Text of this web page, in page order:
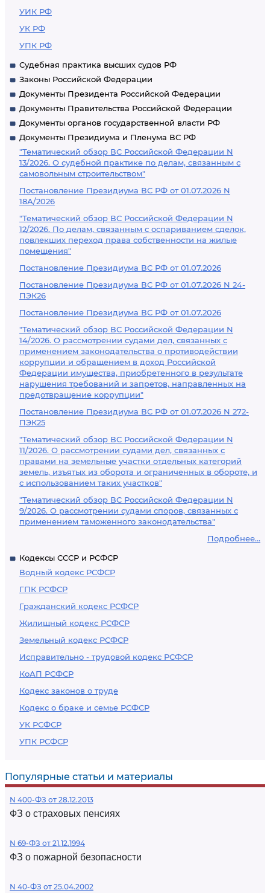
УИК РФ
УК РФ
УПК РФ
Судебная практика высших судов РФ
Законы Российской Федерации
Документы Президента Российской Федерации
Документы Правительства Российской Федерации
Документы органов государственной власти РФ
Документы Президиума и Пленума ВС РФ
"Тематический обзор ВС Российской Федерации N
13/2026. О судебной практике по делам, связанным с
самовольным строительством"
Постановление Президиума ВС РФ от 01.07.2026 N
18А/2026
"Тематический обзор ВС Российской Федерации N
12/2026. По делам, связанным с оспариванием сделок,
повлекших переход права собственности на жилые
помещения"
Постановление Президиума ВС РФ от 01.07.2026
Постановление Президиума ВС РФ от 01.07.2026 N 24-
ПЭК26
Постановление Президиума ВС РФ от 01.07.2026
"Тематический обзор ВС Российской Федерации N
14/2026. О рассмотрении судами дел, связанных с
применением законодательства о противодействии
коррупции и обращением в доход Российской
Федерации имущества, приобретенного в результате
нарушения требований и запретов, направленных на
предотвращение коррупции"
Постановление Президиума ВС РФ от 01.07.2026 N 272-
ПЭК25
"Тематический обзор ВС Российской Федерации N
11/2026. О рассмотрении судами дел, связанных с
правами на земельные участки отдельных категорий
земель, изъятых из оборота и ограниченных в обороте, и
с использованием таких участков"
"Тематический обзор ВС Российской Федерации N
9/2026. О рассмотрении судами споров, связанных с
применением таможенного законодательства"
Подробнее...
Кодексы СССР и РСФСР
Водный кодекс РСФСР
ГПК РСФСР
Гражданский кодекс РСФСР
Жилищный кодекс РСФСР
Земельный кодекс РСФСР
Исправительно - трудовой кодекс РСФСР
КоАП РСФСР
Кодекс законов о труде
Кодекс о браке и семье РСФСР
УК РСФСР
УПК РСФСР
Популярные статьи и материалы
N 400-ФЗ от 28.12.2013
ФЗ о страховых пенсиях
N 69-ФЗ от 21.12.1994
ФЗ о пожарной безопасности
N 40-ФЗ от 25.04.2002